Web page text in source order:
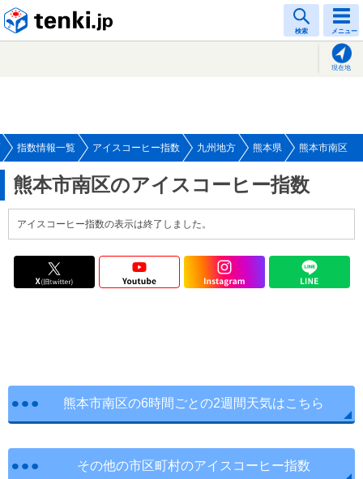
検索 メニュー
現在地
指数情報一覧 アイスコーヒー指数 九州地方 熊本県 熊本市南区
熊本市南区のアイスコーヒー指数
アイスコーヒー指数の表示は終了しました。
熊本市南区の6時間ごとの2週間天気はこちら
その他の市区町村のアイスコーヒー指数